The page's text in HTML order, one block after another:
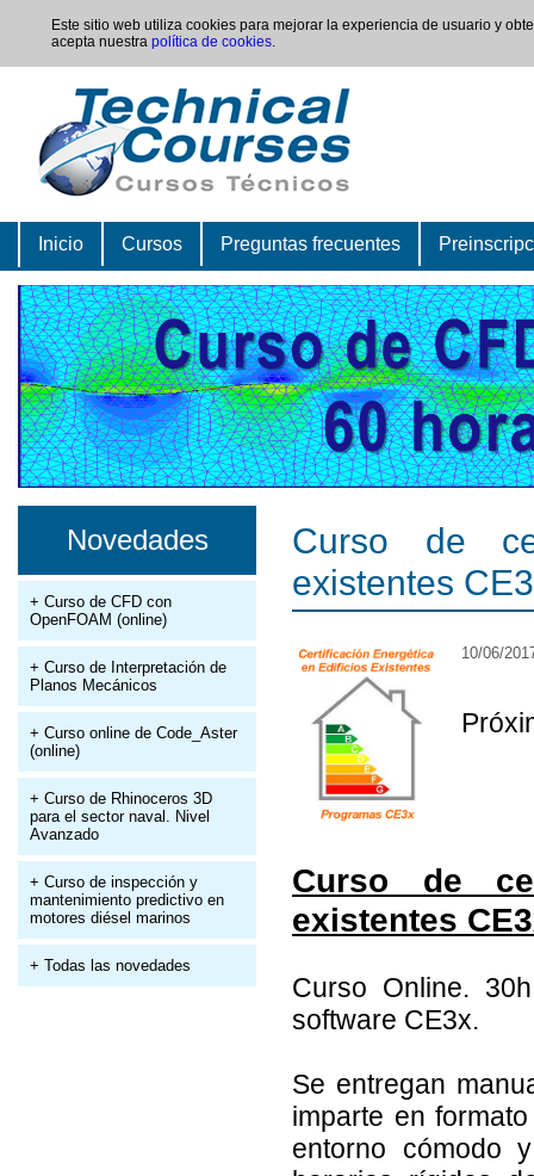
Este sitio web utiliza cookies para mejorar la experiencia de usuario y
acepta nuestra política de cookies.
Inicio Cursos Preguntas frecuentes
Novedades
+ Curso de CFD con
OpenFOAM (online)
+ Curso de Interpretación de
Planos Mecánicos
+ Curso online de Code_Aster
(online)
+ Curso de Rhinoceros 3D
para el sector naval. Nivel
Avanzado
+ Curso de inspección y
mantenimiento predictivo en
motores diésel marinos
+ Todas las novedades
Curso de
existentes
10/06/
Curso de
existentes
Curso Online.
software CE3x.
Se entregan
imparte en
entorno cómodo